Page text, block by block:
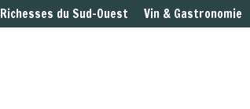
Richesses du Sud-Ouest Vin & Gastronomie